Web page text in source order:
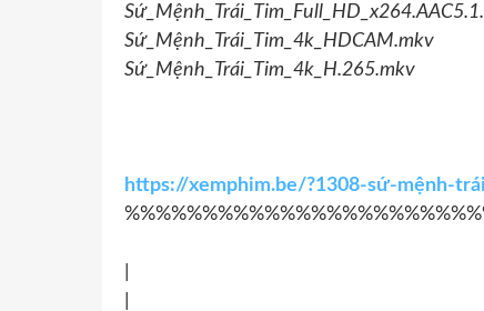
Sứ_Mệnh_Trái_Tim_4k_HDCAM.mkv
Sứ_Mệnh_Trái_Tim_4k_H.265.mkv
https://xemphim.be/?1308-sứ-mệnh-